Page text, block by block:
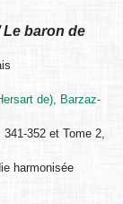
Le baron de
de), Barzaz-
341-352 et Tome 2,
harmonisée